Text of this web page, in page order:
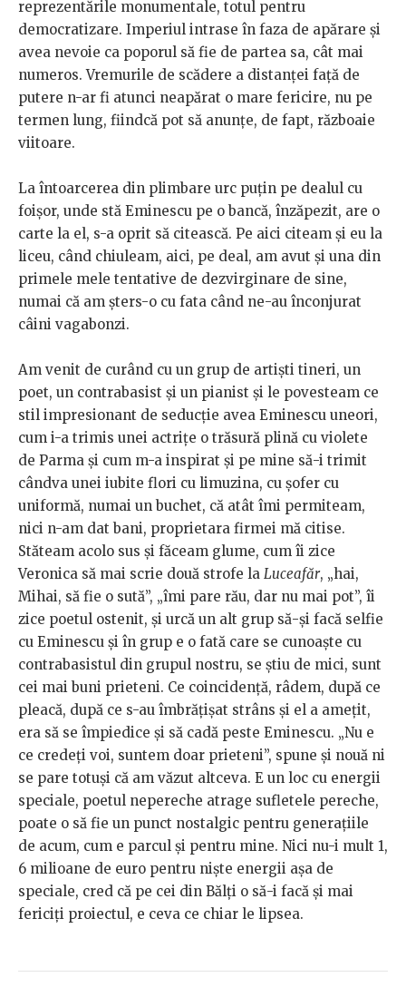
reprezentările monumentale, totul pentru
democratizare. Imperiul intrase în faza de apărare și
avea nevoie ca poporul să fie de partea sa, cât mai
numeros. Vremurile de scădere a distanței față de
putere n-ar fi atunci neapărat o mare fericire, nu pe
termen lung, fiindcă pot să anunțe, de fapt, războaie
viitoare.
La întoarcerea din plimbare urc puțin pe dealul cu
foișor, unde stă Eminescu pe o bancă, înzăpezit, are o
carte la el, s-a oprit să citească. Pe aici citeam și eu la
liceu, când chiuleam, aici, pe deal, am avut și una din
primele mele tentative de dezvirginare de sine,
numai că am șters-o cu fata când ne-au înconjurat
câini vagabonzi.
Am venit de curând cu un grup de artiști tineri, un
poet, un contrabasist și un pianist și le povesteam ce
stil impresionant de seducție avea Eminescu uneori,
cum i-a trimis unei actrițe o trăsură plină cu violete
de Parma și cum m-a inspirat și pe mine să-i trimit
cândva unei iubite flori cu limuzina, cu șofer cu
uniformă, numai un buchet, că atât îmi permiteam,
nici n-am dat bani, proprietara firmei mă citise.
Stăteam acolo sus și făceam glume, cum îi zice
Veronica să mai scrie două strofe la Luceafăr, „hai,
Mihai, să fie o sută”, „îmi pare rău, dar nu mai pot”, îi
zice poetul ostenit, și urcă un alt grup să-și facă selfie
cu Eminescu și în grup e o fată care se cunoaște cu
contrabasistul din grupul nostru, se știu de mici, sunt
cei mai buni prieteni. Ce coincidență, râdem, după ce
pleacă, după ce s-au îmbrățișat strâns și el a amețit,
era să se împiedice și să cadă peste Eminescu. „Nu e
ce credeți voi, suntem doar prieteni”, spune și nouă ni
se pare totuși că am văzut altceva. E un loc cu energii
speciale, poetul nepereche atrage sufletele pereche,
poate o să fie un punct nostalgic pentru generațiile
de acum, cum e parcul și pentru mine. Nici nu-i mult 1,
6 milioane de euro pentru niște energii așa de
speciale, cred că pe cei din Bălți o să-i facă și mai
fericiți proiectul, e ceva ce chiar le lipsea.